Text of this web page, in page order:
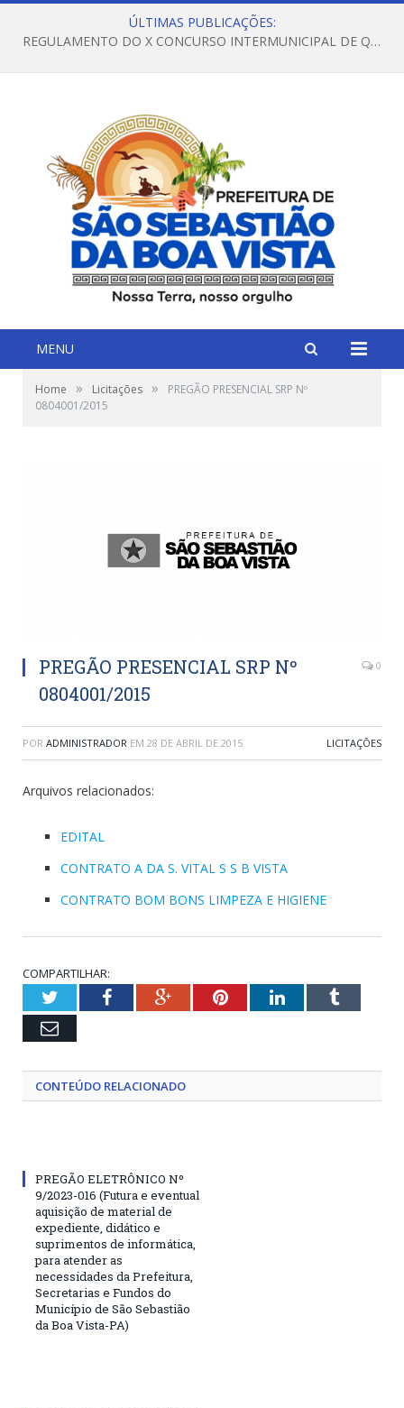
ÚLTIMAS PUBLICAÇÕES:
REGULAMENTO DO X CONCURSO INTERMUNICIPAL DE QUADRILHAS JUNINAS – 2026 – ARRAIÁ DA VENEZA
MENU
Home » Licitações »
PREGÃO PRESENCIAL SRP Nº
0804001/2015
PREGÃO PRESENCIAL SRP Nº
0804001/2015
0
POR ADMINISTRADOR EM 28 DE ABRIL DE 2015 LICITAÇÕES
Arquivos relacionados:
EDITAL
CONTRATO A DA S. VITAL S S B VISTA
CONTRATO BOM BONS LIMPEZA E HIGIENE
COMPARTILHAR:
TwitterFacebookGoogle+PinterestLinkedInTumblr
Email
CONTEÚDO RELACIONADO
PREGÃO ELETRÔNICO Nº
9/2023-016 (Futura e eventual
aquisição de material de
expediente, didático e
suprimentos de informática,
para atender as
necessidades da Prefeitura,
Secretarias e Fundos do
Município de São Sebastião
da Boa Vista-PA)